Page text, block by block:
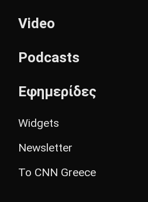
Video
Podcasts
Εφημερίδες
Widgets
Newsletter
Το CNN Greece